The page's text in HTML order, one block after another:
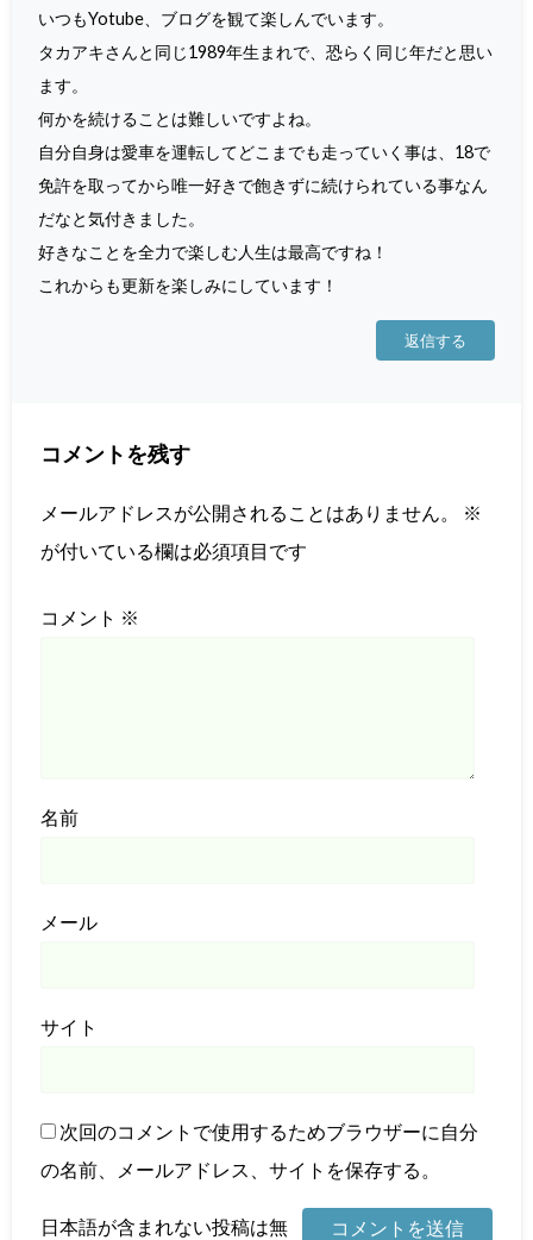
いつもYotube、ブログを観て楽しんでいます。
タカアキさんと同じ1989年生まれで、恐らく同じ年だと思い
ます。
何かを続けることは難しいですよね。
自分自身は愛車を運転してどこまでも走っていく事は、18で
免許を取ってから唯一好きで飽きずに続けられている事なん
だなと気付きました。
好きなことを全力で楽しむ人生は最高ですね！
これからも更新を楽しみにしています！
返信する
コメントを残す
メールアドレスが公開されることはありません。
※
が付いている欄は必須項目です
コメント ※
名前
メール
サイト
次回のコメントで使用するためブラウザーに自分
の名前、メールアドレス、サイトを保存する。
日本語が含まれない投稿は無